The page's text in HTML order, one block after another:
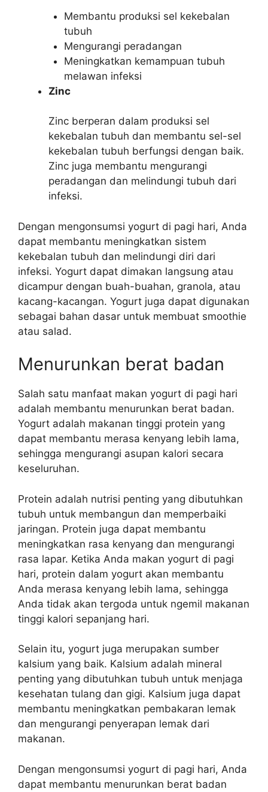
Membantu produksi sel kekebalan
tubuh
Mengurangi peradangan
Meningkatkan kemampuan tubuh
melawan infeksi
Zinc
Zinc berperan dalam produksi sel
kekebalan tubuh dan membantu sel-sel
kekebalan tubuh berfungsi dengan baik.
Zinc juga membantu mengurangi
peradangan dan melindungi tubuh dari
infeksi.
Dengan mengonsumsi yogurt di pagi hari, Anda
dapat membantu meningkatkan sistem
kekebalan tubuh dan melindungi diri dari
infeksi. Yogurt dapat dimakan langsung atau
dicampur dengan buah-buahan, granola, atau
kacang-kacangan. Yogurt juga dapat digunakan
sebagai bahan dasar untuk membuat smoothie
atau salad.
Menurunkan berat badan
Salah satu manfaat makan yogurt di pagi hari
adalah membantu menurunkan berat badan.
Yogurt adalah makanan tinggi protein yang
dapat membantu merasa kenyang lebih lama,
sehingga mengurangi asupan kalori secara
keseluruhan.
Protein adalah nutrisi penting yang dibutuhkan
tubuh untuk membangun dan memperbaiki
jaringan. Protein juga dapat membantu
meningkatkan rasa kenyang dan mengurangi
rasa lapar. Ketika Anda makan yogurt di pagi
hari, protein dalam yogurt akan membantu
Anda merasa kenyang lebih lama, sehingga
Anda tidak akan tergoda untuk ngemil makanan
tinggi kalori sepanjang hari.
Selain itu, yogurt juga merupakan sumber
kalsium yang baik. Kalsium adalah mineral
penting yang dibutuhkan tubuh untuk menjaga
kesehatan tulang dan gigi. Kalsium juga dapat
membantu meningkatkan pembakaran lemak
dan mengurangi penyerapan lemak dari
makanan.
Dengan mengonsumsi yogurt di pagi hari, Anda
dapat membantu menurunkan berat badan